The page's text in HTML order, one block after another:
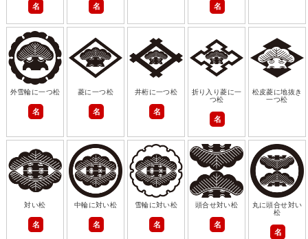
名 名 名
外雪輪に一つ松
名
菱に一つ松
名
井桁に一つ松
名
折り入り菱に一
つ松
名
松皮菱に地抜き
一つ松
対い松
名
中輪に対い松
名
雪輪に対い松
名
頭合せ対い松
名
丸に頭合せ対い
松
名